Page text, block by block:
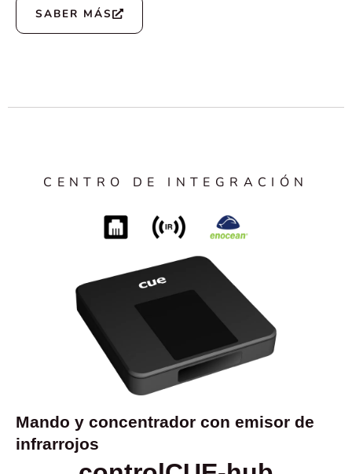
SABER MÁS
CENTRO DE INTEGRACIÓN
Mando y concentrador con emisor de
infrarrojos